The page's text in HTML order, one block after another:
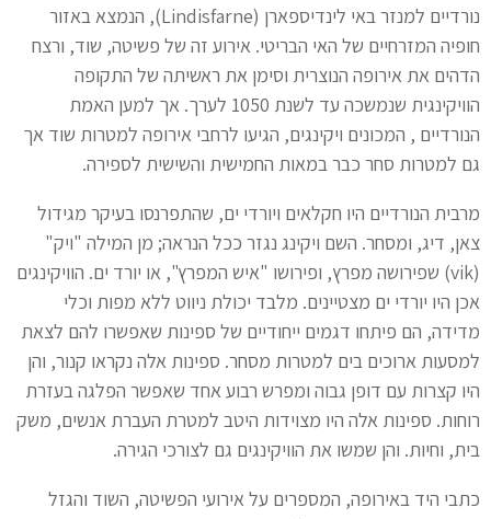
נורדיים למנזר באי לינדיספארן (Lindisfarne), הנמצא באזור
חופיה המזרחיים של האי הבריטי. אירוע זה של פשיטה, שוד, ורצח
הדהים את אירופה הנוצרית וסימן את ראשיתה של התקופה
הוויקינגית שנמשכה עד לשנת 1050 לערך. אך למען האמת
הנורדיים , המכונים ויקינגים, הגיעו לרחבי אירופה למטרות שוד אך
גם למטרות סחר כבר במאות החמישית והשישית לספירה.
מרבית הנורדיים היו חקלאים ויורדי ים, שהתפרנסו בעיקר מגידול
צאן, דיג, ומסחר. השם ויקינג נגזר ככל הנראה; מן המילה "ויק"
(vik) שפירושה מפרץ, ופירושו "איש המפרץ", או יורד ים. הוויקינגים
אכן היו יורדי ים מצטיינים. מלבד יכולת ניווט ללא מפות וכלי
מדידה, הם פיתחו דגמים ייחודיים של ספינות שאפשרו להם לצאת
למסעות ארוכים בים למטרות מסחר. ספינות אלה נקראו קנור, והן
היו קצרות עם דופן גבוה ומפרש רבוע אחד שאפשר הפלגה בעזרת
רוחות. ספינות אלה היו מצוידות היטב למטרת העברת אנשים, משק
בית, וחיות. והן שמשו את הוויקינגים גם לצורכי הגירה.
כתבי היד באירופה, המספרים על אירועי הפשיטה, השוד והגזל